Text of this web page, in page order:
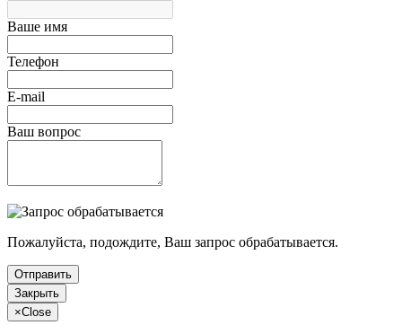
Ваше имя
Телефон
E-mail
Ваш вопрос
Пожалуйста, подождите, Ваш запрос обрабатывается.
Отправить
Закрыть
×Close